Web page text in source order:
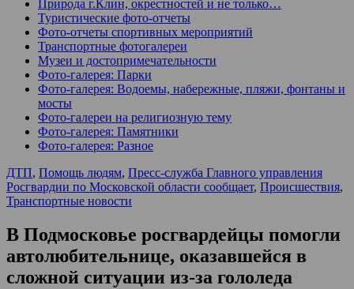
Природа г.Клин, окрестностей и не только…
Туристические фото-отчеты
Фото-отчеты спортивных мероприятий
Транспортные фотогалереи
Музеи и достопримечательности
Фото-галерея: Парки
Фото-галерея: Водоемы, набережные, пляжи, фонтаны и
мосты
Фото-галереи на религиозную тему
Фото-галерея: Памятники
Фото-галерея: Разное
ДТП, Помощь людям, Пресс-служба Главного управления
Росгвардии по Московской области сообщает, Происшествия,
Транспортные новости
В Подмосковье росгвардейцы помогли
автолюбительнице, оказавшейся в
сложной ситуации из-за гололеда